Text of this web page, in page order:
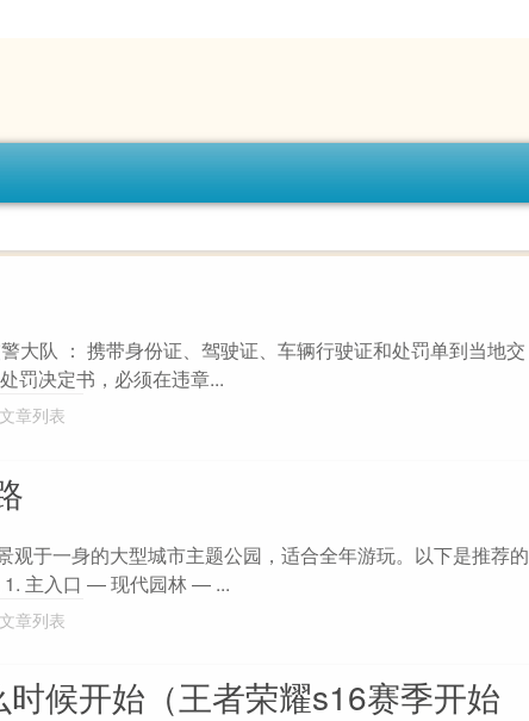
大队 ： 携带身份证、驾驶证、车辆行驶证和处罚单到当地交
罚决定书，必须在违章...
文章列表
观于一身的大型城市主题公园，适合全年游玩。以下是推荐的
1. 主入口 — 现代园林 — ...
文章列表
候开始（王者荣耀s16赛季开始